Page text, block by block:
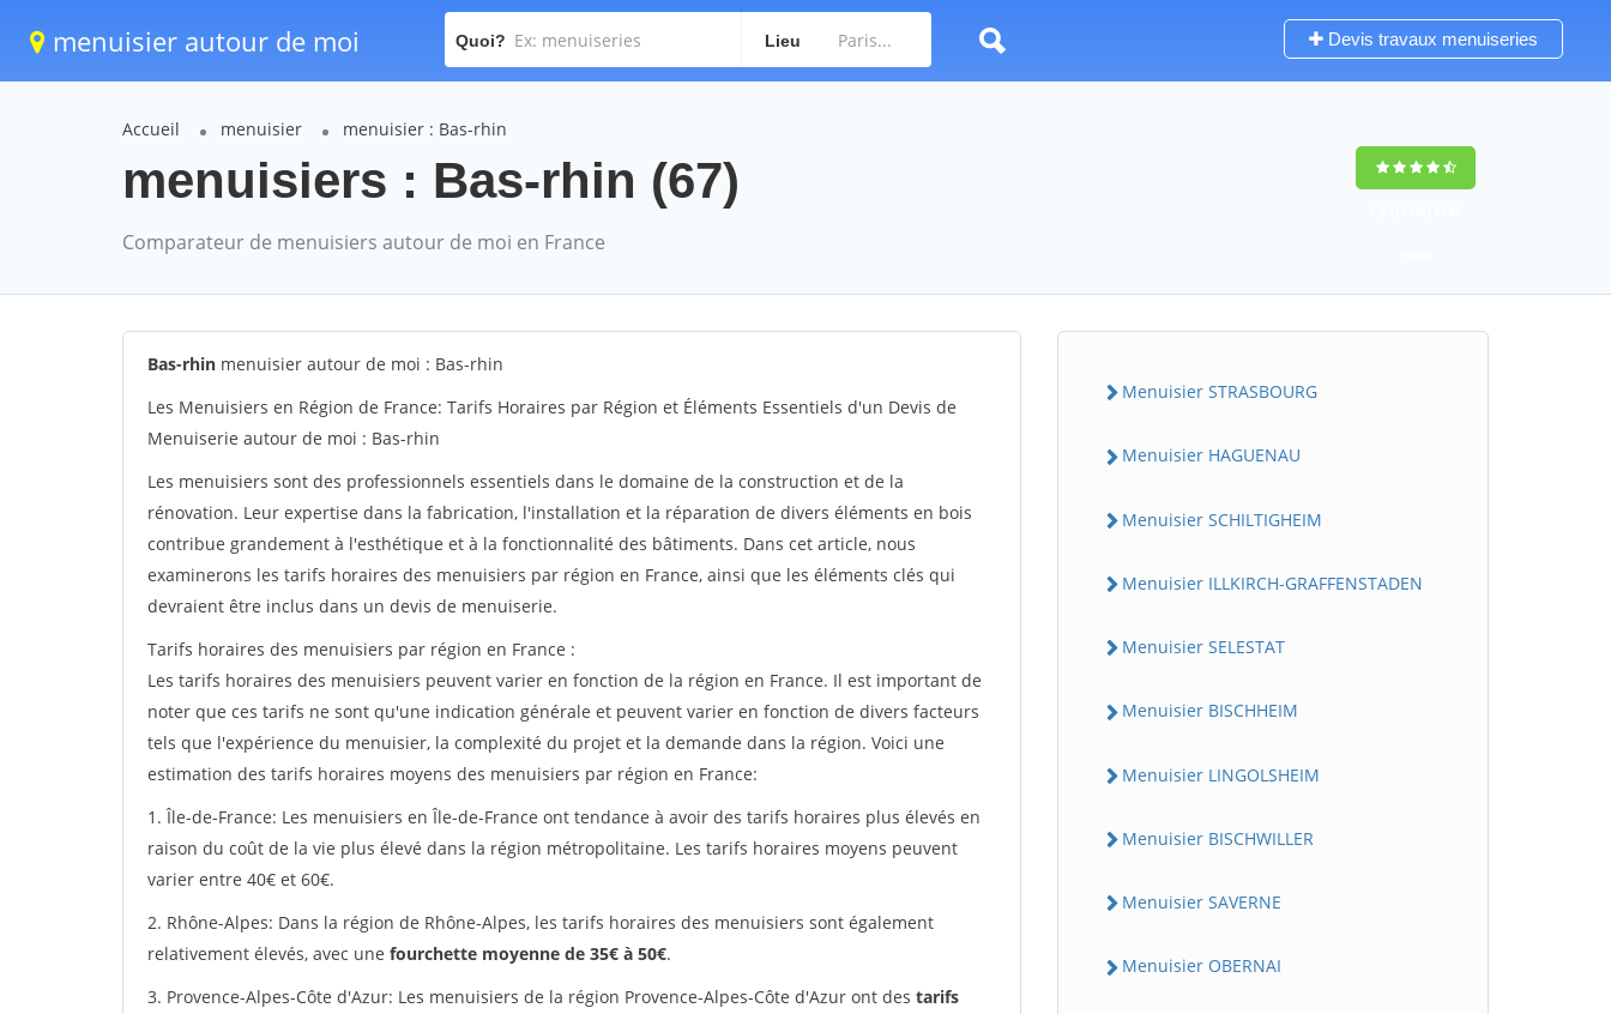
menuisier autour de moi Quoi? Lieu Devis travaux menuiseries
Accueil menuisier menuisier : Bas-rhin
menuisiers : Bas-rhin (67)
Comparateur de menuisiers autour de moi en France
Bas-rhin menuisier autour de moi : Bas-rhin
Les Menuisiers en Région de France: Tarifs Horaires par Région et Éléments Essentiels d'un Devis de
Menuiserie autour de moi : Bas-rhin
Les menuisiers sont des professionnels essentiels dans le domaine de la construction et de la
rénovation. Leur expertise dans la fabrication, l'installation et la réparation de divers éléments en bois
contribue grandement à l'esthétique et à la fonctionnalité des bâtiments. Dans cet article, nous
examinerons les tarifs horaires des menuisiers par région en France, ainsi que les éléments clés qui
devraient être inclus dans un devis de menuiserie.
Tarifs horaires des menuisiers par région en France :
Les tarifs horaires des menuisiers peuvent varier en fonction de la région en France. Il est important de
noter que ces tarifs ne sont qu'une indication générale et peuvent varier en fonction de divers facteurs
tels que l'expérience du menuisier, la complexité du projet et la demande dans la région. Voici une
estimation des tarifs horaires moyens des menuisiers par région en France:
1. Île-de-France: Les menuisiers en Île-de-France ont tendance à avoir des tarifs horaires plus élevés en
raison du coût de la vie plus élevé dans la région métropolitaine. Les tarifs horaires moyens peuvent
varier entre 40€ et 60€.
2. Rhône-Alpes: Dans la région de Rhône-Alpes, les tarifs horaires des menuisiers sont également
relativement élevés, avec une fourchette moyenne de 35€ à 50€.
3. Provence-Alpes-Côte d'Azur: Les menuisiers de la région Provence-Alpes-Côte d'Azur ont des tarifs
Menuisier STRASBOURG
Menuisier HAGUENAU
Menuisier SCHILTIGHEIM
Menuisier ILLKIRCH-GRAFFENSTADEN
Menuisier SELESTAT
Menuisier BISCHHEIM
Menuisier LINGOLSHEIM
Menuisier BISCHWILLER
Menuisier SAVERNE
Menuisier OBERNAI